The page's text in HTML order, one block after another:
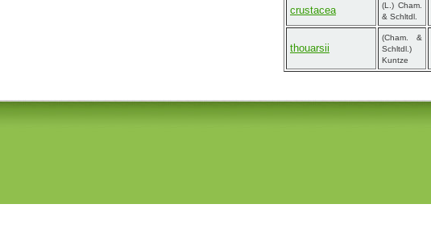
crustacea
(L.) Cham.
& Schltdl.
thouarsii
(Cham. &
Schltdl.)
Kuntze